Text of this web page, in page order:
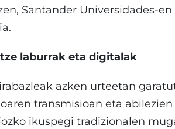
Santander Universidades-
laburrak eta digitalak
azken urteetan
transmisioan eta
ikuspegi tradizionalen